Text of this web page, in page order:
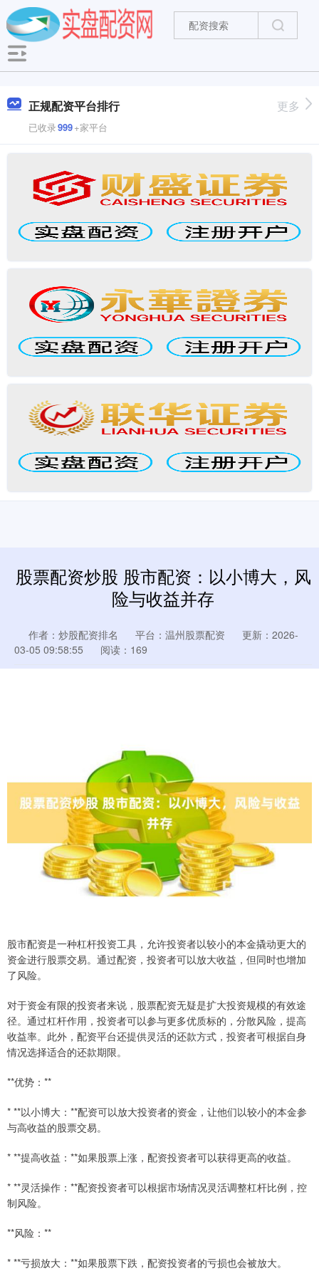
正规配资平台排行
已收录999+家平台
更多
股票配资炒股 股市配资：以小博大，风
险与收益并存
作者：炒股配资排名 平台：温州股票配资
更新：2026-
03-05 09:58:55
阅读：169
股市配资是一种杠杆投资工具，允许投资者以较小的本金撬动更大的
资金进行股票交易。通过配资，投资者可以放大收益，但同时也增加
了风险。
对于资金有限的投资者来说，股票配资无疑是扩大投资规模的有效途
径。通过杠杆作用，投资者可以参与更多优质标的，分散风险，提高
收益率。此外，配资平台还提供灵活的还款方式，投资者可根据自身
情况选择适合的还款期限。
**优势：**
* **以小博大：**配资可以放大投资者的资金，让他们以较小的本金参
与高收益的股票交易。
* **提高收益：**如果股票上涨，配资投资者可以获得更高的收益。
* **灵活操作：**配资投资者可以根据市场情况灵活调整杠杆比例，控
制风险。
**风险：**
* **亏损放大：**如果股票下跌，配资投资者的亏损也会被放大。